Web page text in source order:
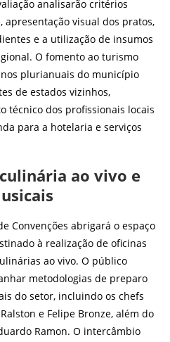
analisarão critérios
visual dos pratos,
e a utilização de insumos
O fomento ao turismo
plurianuais do município
de estados vizinhos,
técnico dos profissionais locais
para a hotelaria e serviços
ao vivo e
Convenções abrigará o espaço
à realização de oficinas
ao vivo. O público
metodologias de preparo
do setor, incluindo os chefs
e Felipe Bronze, além do
Ramon. O intercâmbio